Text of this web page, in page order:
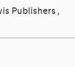
Publishers ,